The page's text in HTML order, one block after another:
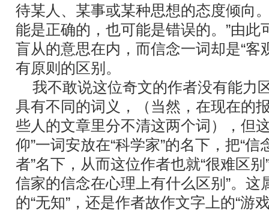
待某人、某事或某种思想的态度倾向
能是正确的，也可能是错误的。”由此
盲从的意思在内，而信念一词却是“客
有原则的区别。
我不敢说这位奇文的作者没有能力
具有不同的词义，（当然，在现在的
些人的文章里分不清这两个词），但
仰”一词安放在“科学家”的名下，把“信
者”名下，从而这位作者也就“很难区
信家的信念在心理上有什么区别”。这
的“无知”，还是作者故作文字上的“游